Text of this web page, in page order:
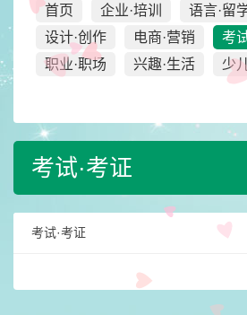
首页 企业·培训 语言·留
设计·创作
电商·营销
考
职业·职场
兴趣·生活
少
考试·考证
考试·考证